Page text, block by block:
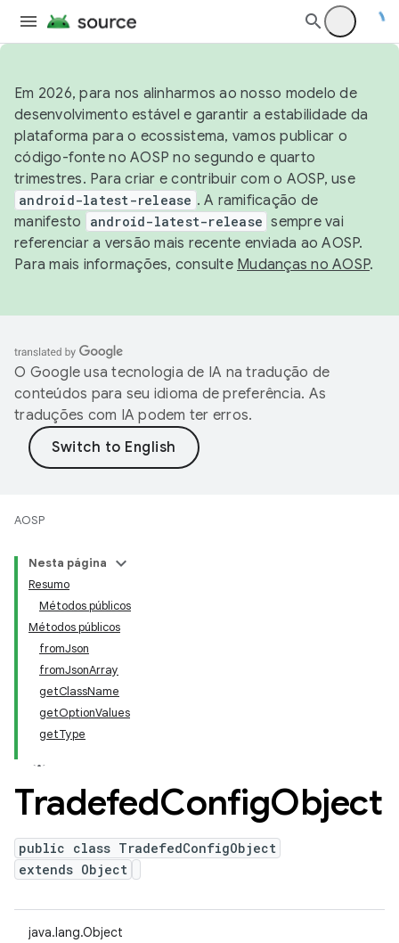
Em 2026, para nos alinharmos ao nosso modelo de
desenvolvimento estável e garantir a estabilidade da
plataforma para o ecossistema, vamos publicar o
código-fonte no AOSP no segundo e quarto
trimestres. Para criar e contribuir com o AOSP, use
android-latest-release . A ramificação de
manifesto
android-latest-release sempre vai
referenciar a versão mais recente enviada ao AOSP.
Para mais informações, consulte Mudanças no AOSP.
O Google usa tecnologia de IA na tradução de
conteúdos para seu idioma de preferência. As
traduções com IA podem ter erros.
AOSP
Nesta página
Resumo
Métodos públicos
Métodos públicos
fromJson
fromJsonArray
getClassName
getOptionValues
getType
TradefedConfigObject
public class TradefedConfigObject
extends Object
java.lang.Object